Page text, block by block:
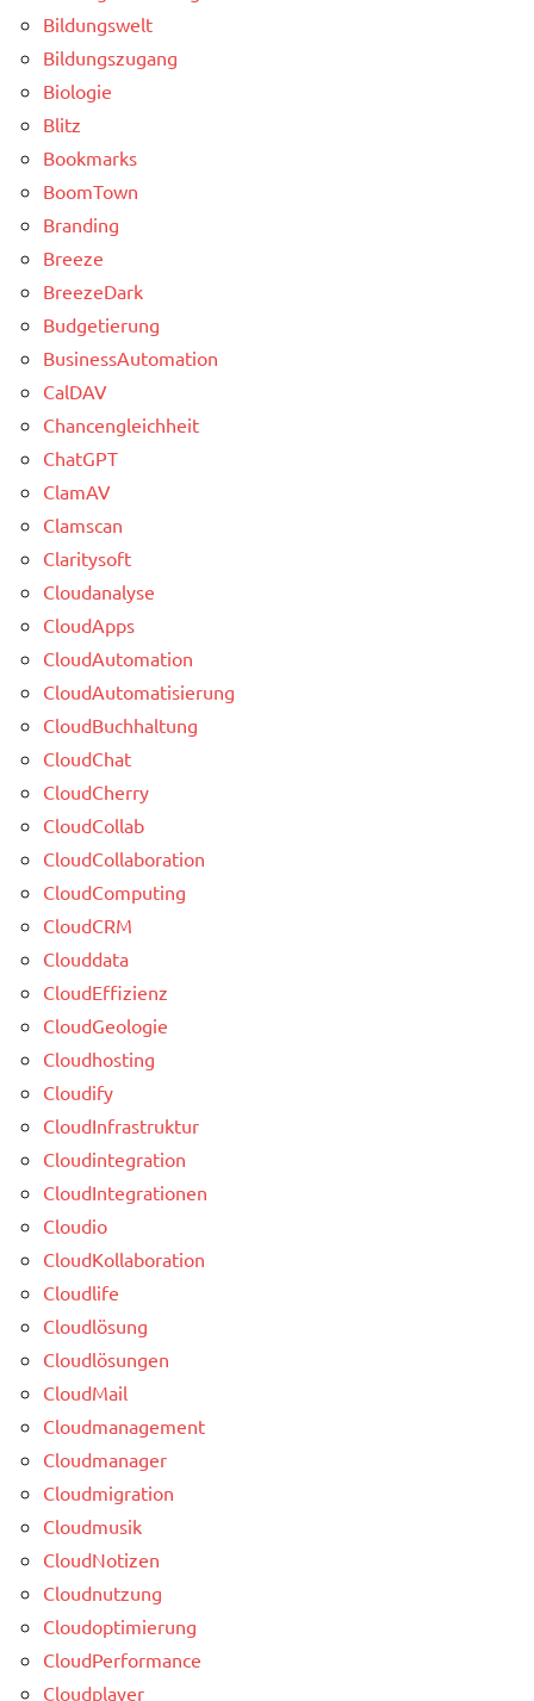
Bildungswelt
Bildungszugang
Biologie
Blitz
Bookmarks
BoomTown
Branding
Breeze
BreezeDark
Budgetierung
BusinessAutomation
CalDAV
Chancengleichheit
ChatGPT
ClamAV
Clamscan
Claritysoft
Cloudanalyse
CloudApps
CloudAutomation
CloudAutomatisierung
CloudBuchhaltung
CloudChat
CloudCherry
CloudCollab
CloudCollaboration
CloudComputing
CloudCRM
Clouddata
CloudEffizienz
CloudGeologie
Cloudhosting
Cloudify
CloudInfrastruktur
Cloudintegration
CloudIntegrationen
Cloudio
CloudKollaboration
Cloudlife
Cloudlösung
Cloudlösungen
CloudMail
Cloudmanagement
Cloudmanager
Cloudmigration
Cloudmusik
CloudNotizen
Cloudnutzung
Cloudoptimierung
CloudPerformance
Cloudplayer